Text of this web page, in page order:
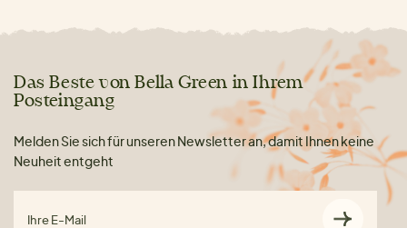
Das Beste von Bella Green in Ihrem
Posteingang
Melden Sie sich für unseren Newsletter an, damit Ihnen keine
Neuheit entgeht
Ihre E-Mail